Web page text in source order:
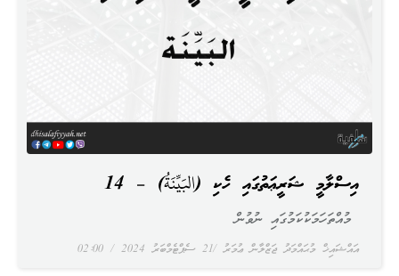
އިސްލާމީ ޝަރީޢަތުގައި ހެކި (البَيِّنَةُ) – 14
އައްޝައިޚް މުޙައްމަދު ޖަޒްލާން ޢުމަރު 21 ސެޕްޓެމްބަރު 2024
މުއްތަހަމަކުކަމުގައި ނުވުން